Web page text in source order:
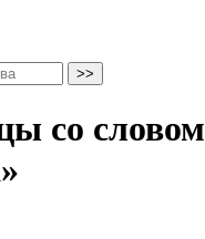
со словом